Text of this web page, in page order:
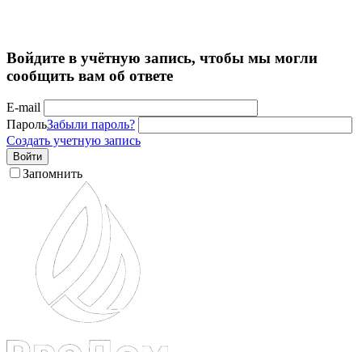
Войдите в учётную запись, чтобы мы могли
сообщить вам об ответе
E-mail
ПарольЗабыли пароль?
Создать учетную запись
Войти
Запомнить